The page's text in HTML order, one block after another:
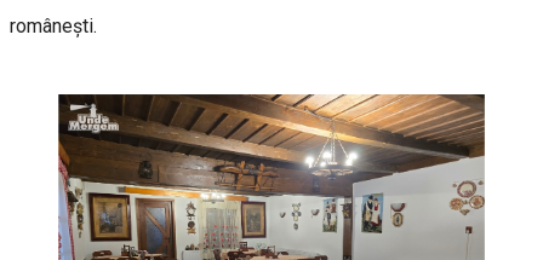
românești.